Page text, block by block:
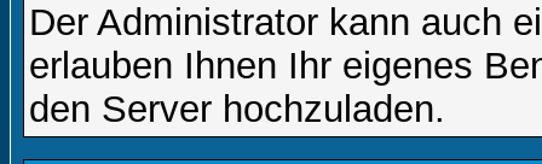
Der Administrator kann auch
erlauben Ihnen Ihr eigenes
den Server hochzuladen.